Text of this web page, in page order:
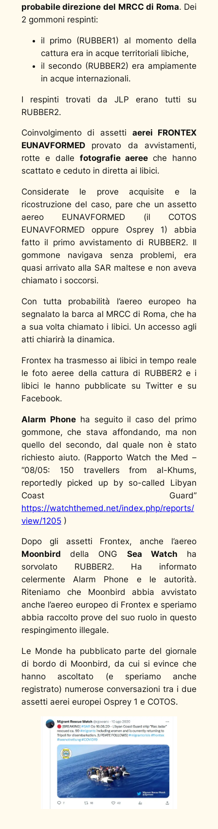
probabile direzione del MRCC di Roma. Dei
2 gommoni respinti:
il primo (RUBBER1) al momento della
cattura era in acque territoriali libiche,
il secondo (RUBBER2) era ampiamente
in acque internazionali.
I respinti trovati da JLP erano tutti su
RUBBER2.
Coinvolgimento di assetti aerei FRONTEX
EUNAVFORMEDprovato da avvistamenti,
rotte e dalle fotografie aereeche hanno
scattato e ceduto in diretta ai libici.
Considerate le prove acquisite e la
ricostruzione del caso, pare che un assetto
aereo EUNAVFORMED (il COTOS
EUNAVFORMED oppure Osprey 1) abbia
fatto il primo avvistamento di RUBBER2. Il
gommone navigava senza problemi, era
quasi arrivato alla SAR maltese e non aveva
chiamato i soccorsi.
Con tutta probabilità l’aereo europeo ha
segnalato la barca al MRCC di Roma, che ha
a sua volta chiamato i libici. Un accesso agli
atti chiarirà la dinamica.
Frontex ha trasmesso ai libici in tempo reale
le foto aeree della cattura di RUBBER2 e i
libici le hanno pubblicate su Twitter e su
Facebook.
Alarm Phoneha seguito il caso del primo
gommone, che stava affondando, ma non
quello del secondo, dal quale non è stato
richiesto aiuto. (Rapporto Watch the Med –
“08/05: 150 travellers from al-Khums,
reportedly picked up by so-called Libyan
Coast Guard”
https://watchthemed.net/index.php/reports/
view/1205)
Dopo gli assetti Frontex, anche l’aereo
Moonbird della ONG Sea Watch ha
sorvolato RUBBER2. Ha informato
celermente Alarm Phone e le autorità.
Riteniamo che Moonbird abbia avvistato
anche l’aereo europeo di Frontex e speriamo
abbia raccolto prove del suo ruolo in questo
respingimento illegale.
Le Monde ha pubblicato parte del giornale
di bordo di Moonbird, da cui si evince che
hanno ascoltato (e speriamo anche
registrato) numerose conversazioni tra i due
assetti aerei europei Osprey 1 e COTOS.